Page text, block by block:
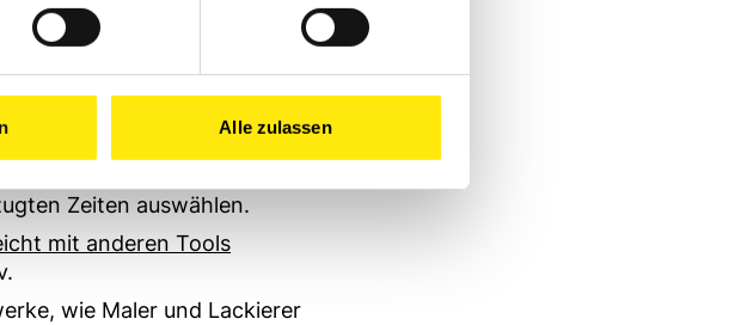
Alle zulassen
der automatisch in
bietet viele Funktionen wie
Zeiten auswählen.
mit anderen Tools
wie Maler und Lackierer